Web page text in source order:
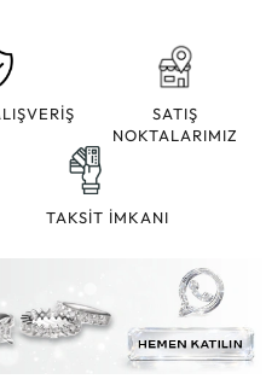
SATIŞ
NOKTALARIMIZ
TAKSİT İMKANI